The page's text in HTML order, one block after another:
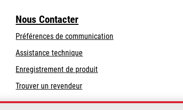
onglet
Nous Contacter
Préférences de communication
s’ouvre
dans
un
nouvel
onglet
Assistance technique
dans
un
nouvel
onglet
Enregistrement de produit
Trouver un revendeur